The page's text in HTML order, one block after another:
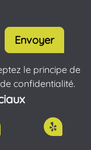
Envoyer
le principe de
confidentialité.